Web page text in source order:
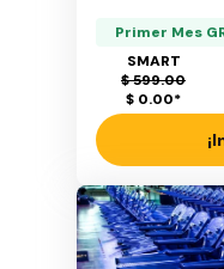
Primer Mes
SMART
$ 599.00
$ 0.00*